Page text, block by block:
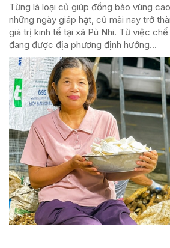
Từng là loại củ giúp đồng bào vùng
những ngày giáp hạt, củ mài nay trở
giá trị kinh tế tại xã Pù Nhi. Từ việc
đang được địa phương định hướng...